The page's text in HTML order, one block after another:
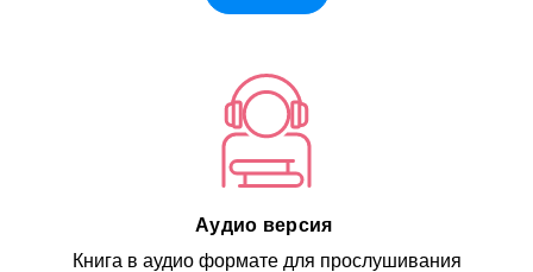
Аудио версия
Книга в аудио формате для прослушивания